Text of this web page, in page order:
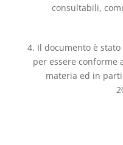
consultabili,
4. Il documento è
per essere conforme
materia ed in